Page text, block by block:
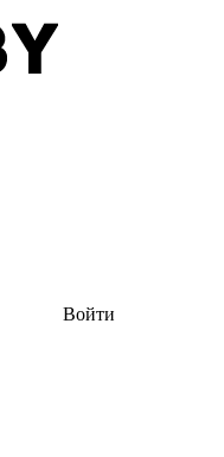
Войти